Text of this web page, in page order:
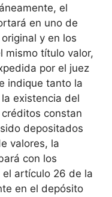
el
en uno de
y en los
mismo título valor,
por el juez
indique tanto la
existencia del
constan
depositados
valores, la
con los
artículo 26 de la
en el depósito